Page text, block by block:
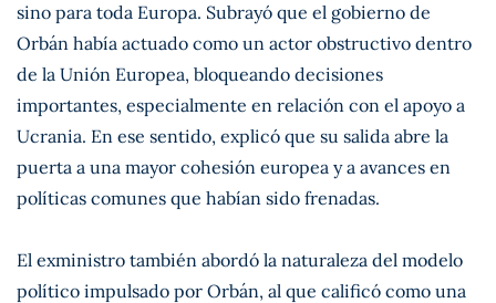
sino para toda Europa. Subrayó que el gobierno de
Orbán había actuado como un actor obstructivo dentro
de la Unión Europea, bloqueando decisiones
importantes, especialmente en relación con el apoyo a
Ucrania. En ese sentido, explicó que su salida abre la
puerta a una mayor cohesión europea y a avances en
políticas comunes que habían sido frenadas.
El exministro también abordó la naturaleza del modelo
político impulsado por Orbán, al que calificó como una